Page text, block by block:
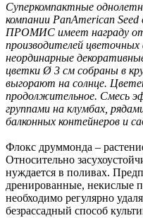
Суперкомпактные
компании PanAmerican
ПРОМИС имеет награду от
производителей
неординарные
цветки Ø 3 см собраны в
выгорают на солнце.
продолжительное. Смесь
группами на клумбах,
балконных контейнеров и
Флокс друммонда –
Относительно
нуждается в поливах.
дренированные, некислые
необходимо регулярно
безрассадный способ